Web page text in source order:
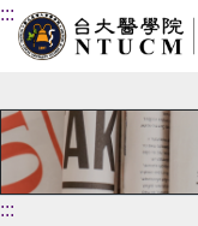
:::
:::